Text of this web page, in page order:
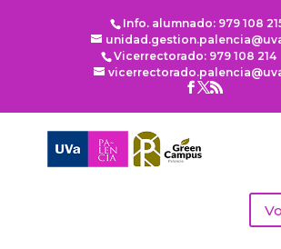
Info. alumnado: 979 108
Vicerrectorado: 979 108 214